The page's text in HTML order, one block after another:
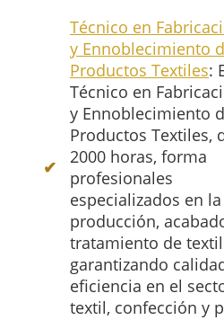
Técnico en
y Ennoblecimiento
Productos Textiles:
Técnico en
y Ennoblecimiento
Productos Textiles,
2000 horas, forma
profesionales
especializados en la
producción,
tratamiento de
garantizando
eficiencia en el
textil, confección y